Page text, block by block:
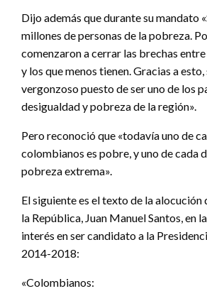
Dijo además que durante su mandato
millones de personas de la pobreza.
comenzaron a cerrar las brechas
y los que menos tienen. Gracias a
vergonzoso puesto de ser uno de los
desigualdad y pobreza de la región».
Pero reconoció que «todavía uno de
colombianos es pobre, y uno de cada
pobreza extrema».
El siguiente es el texto de la alocución
la República, Juan Manuel Santos, en
interés en ser candidato a la
2014-2018:
«Colombianos: